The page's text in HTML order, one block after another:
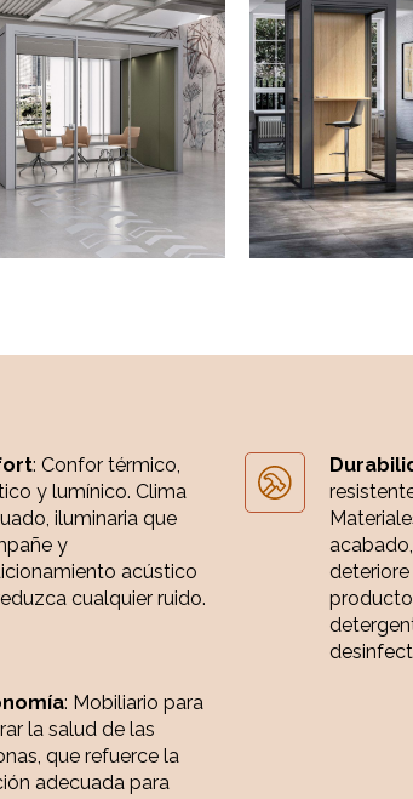
: Confor térmico,
y lumínico. Clima
iluminaria que
y
acústico
cualquier ruido.
: Mobiliario para
la salud de las
que refuerce la
adecuada para